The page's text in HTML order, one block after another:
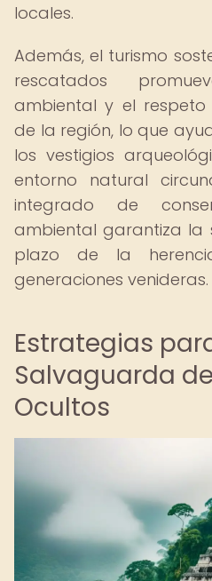
locales.
Además, el turismo
rescatados
ambiental y el
de la región, lo que
los vestigios
entorno natural
integrado de
ambiental garantiza
plazo de la
generaciones venideras.
Estrategias
Salvaguarda
Ocultos